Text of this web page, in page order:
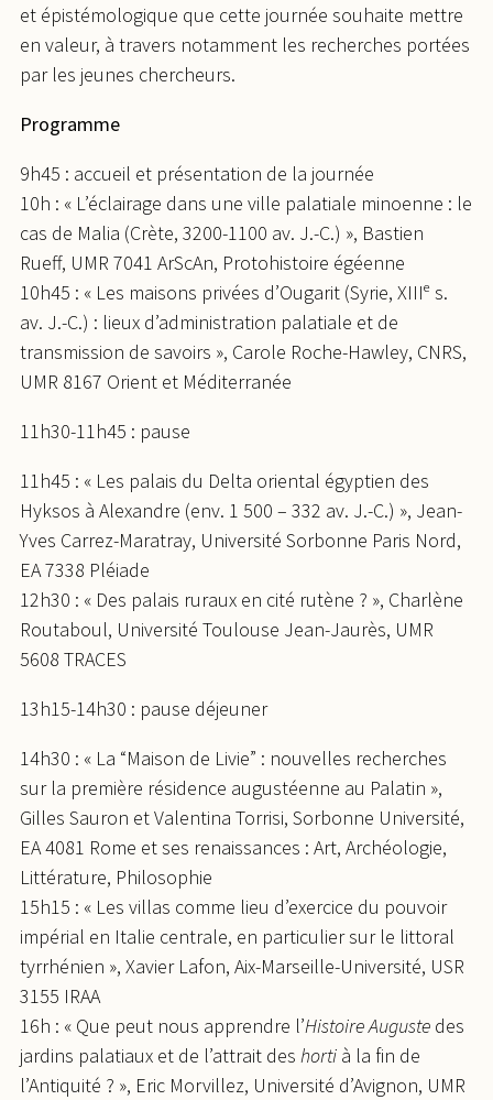
et épistémologique que cette journée souhaite mettre
en valeur, à travers notamment les recherches portées
par les jeunes chercheurs.
Programme
9h45 : accueil et présentation de la journée
10h : « L’éclairage dans une ville palatiale minoenne : le
cas de Malia (Crète, 3200-1100 av. J.-C.) », Bastien
Rueff, UMR 7041 ArScAn, Protohistoire égéenne
10h45 : « Les maisons privées d’Ougarit (Syrie, XIIIᵉ s.
av. J.-C.) : lieux d’administration palatiale et de
transmission de savoirs », Carole Roche-Hawley, CNRS,
UMR 8167 Orient et Méditerranée
11h30-11h45 : pause
11h45 : « Les palais du Delta oriental égyptien des
Hyksos à Alexandre (env. 1 500 – 332 av. J.-C.) », Jean-
Yves Carrez-Maratray, Université Sorbonne Paris Nord,
EA 7338 Pléiade
12h30 : « Des palais ruraux en cité rutène ? », Charlène
Routaboul, Université Toulouse Jean-Jaurès, UMR
5608 TRACES
13h15-14h30 : pause déjeuner
14h30 : « La “Maison de Livie” : nouvelles recherches
sur la première résidence augustéenne au Palatin »,
Gilles Sauron et Valentina Torrisi, Sorbonne Université,
EA 4081 Rome et ses renaissances : Art, Archéologie,
Littérature, Philosophie
15h15 : « Les villas comme lieu d’exercice du pouvoir
impérial en Italie centrale, en particulier sur le littoral
tyrrhénien », Xavier Lafon, Aix-Marseille-Université, USR
3155 IRAA
16h : « Que peut nous apprendre l’Histoire Auguste des
jardins palatiaux et de l’attrait des horti à la fin de
l’Antiquité ? », Eric Morvillez, Université d’Avignon, UMR